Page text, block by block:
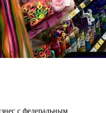
с федеральным